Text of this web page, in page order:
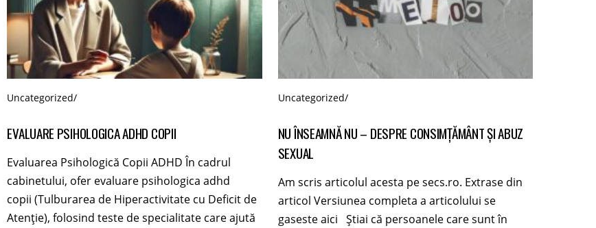
Uncategorized/
EVALUARE PSIHOLOGICA ADHD COPII
Evaluarea Psihologică Copii ADHD În cadrul
cabinetului, ofer evaluare psihologica adhd
copii (Tulburarea de Hiperactivitate cu Deficit de
Atenție), folosind teste de specialitate care ajută
Uncategorized/
NU ÎNSEAMNĂ NU – DESPRE CONSIMȚĂMÂNT ȘI ABUZ
SEXUAL
Am scris articolul acesta pe secs.ro. Extrase din
articol Versiunea completa a articolului se
gaseste aici Știai că persoanele care sunt în